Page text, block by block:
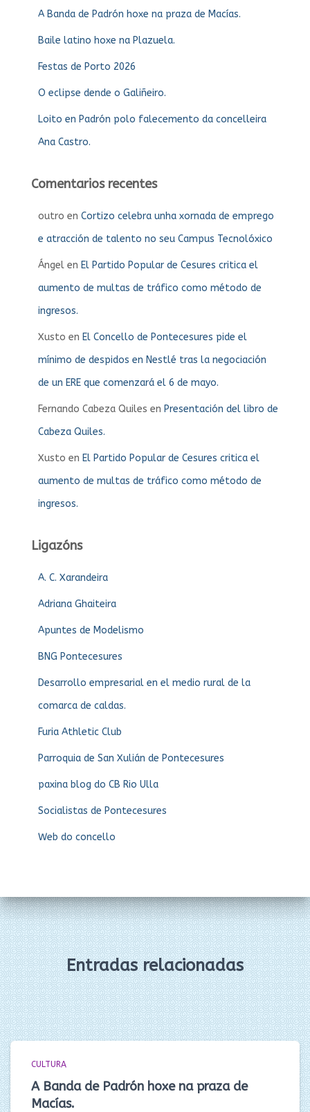
A Banda de Padrón hoxe na praza de Macías.
Baile latino hoxe na Plazuela.
Festas de Porto 2026
O eclipse dende o Galiñeiro.
Loito en Padrón polo falecemento da concelleira
Ana Castro.
Comentarios recentes
outro en Cortizo celebra unha xornada de emprego
e atracción de talento no seu Campus Tecnolóxico
Ángel en El Partido Popular de Cesures critica el
aumento de multas de tráfico como método de
ingresos.
Xusto en El Concello de Pontecesures pide el
mínimo de despidos en Nestlé tras la negociación
de un ERE que comenzará el 6 de mayo.
Fernando Cabeza Quiles en Presentación del libro de
Cabeza Quiles.
Xusto en El Partido Popular de Cesures critica el
aumento de multas de tráfico como método de
ingresos.
Ligazóns
A. C. Xarandeira
Adriana Ghaiteira
Apuntes de Modelismo
BNG Pontecesures
Desarrollo empresarial en el medio rural de la
comarca de caldas.
Furia Athletic Club
Parroquia de San Xulián de Pontecesures
paxina blog do CB Rio Ulla
Socialistas de Pontecesures
Web do concello
Entradas relacionadas
CULTURA
A Banda de Padrón hoxe na praza de
Macías.